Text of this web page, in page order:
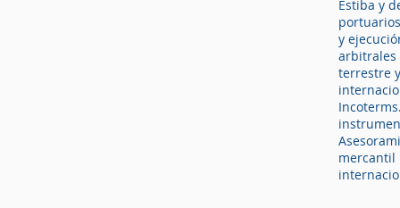
Estiba y
y
arbitrales
terrestre
mercantil